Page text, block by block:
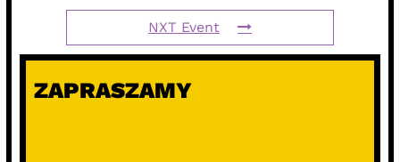
NXT Event
ZAPRASZAMY